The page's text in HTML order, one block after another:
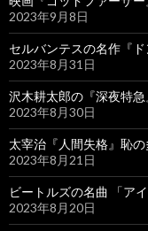
2023年9月8日
セルバンテスの名作『
2023年8月31日
沢木耕太郎の『深夜特急
2023年8月30日
太宰治『人間失格』恥
2023年8月21日
ビートルズの名曲 「ア
2023年8月20日